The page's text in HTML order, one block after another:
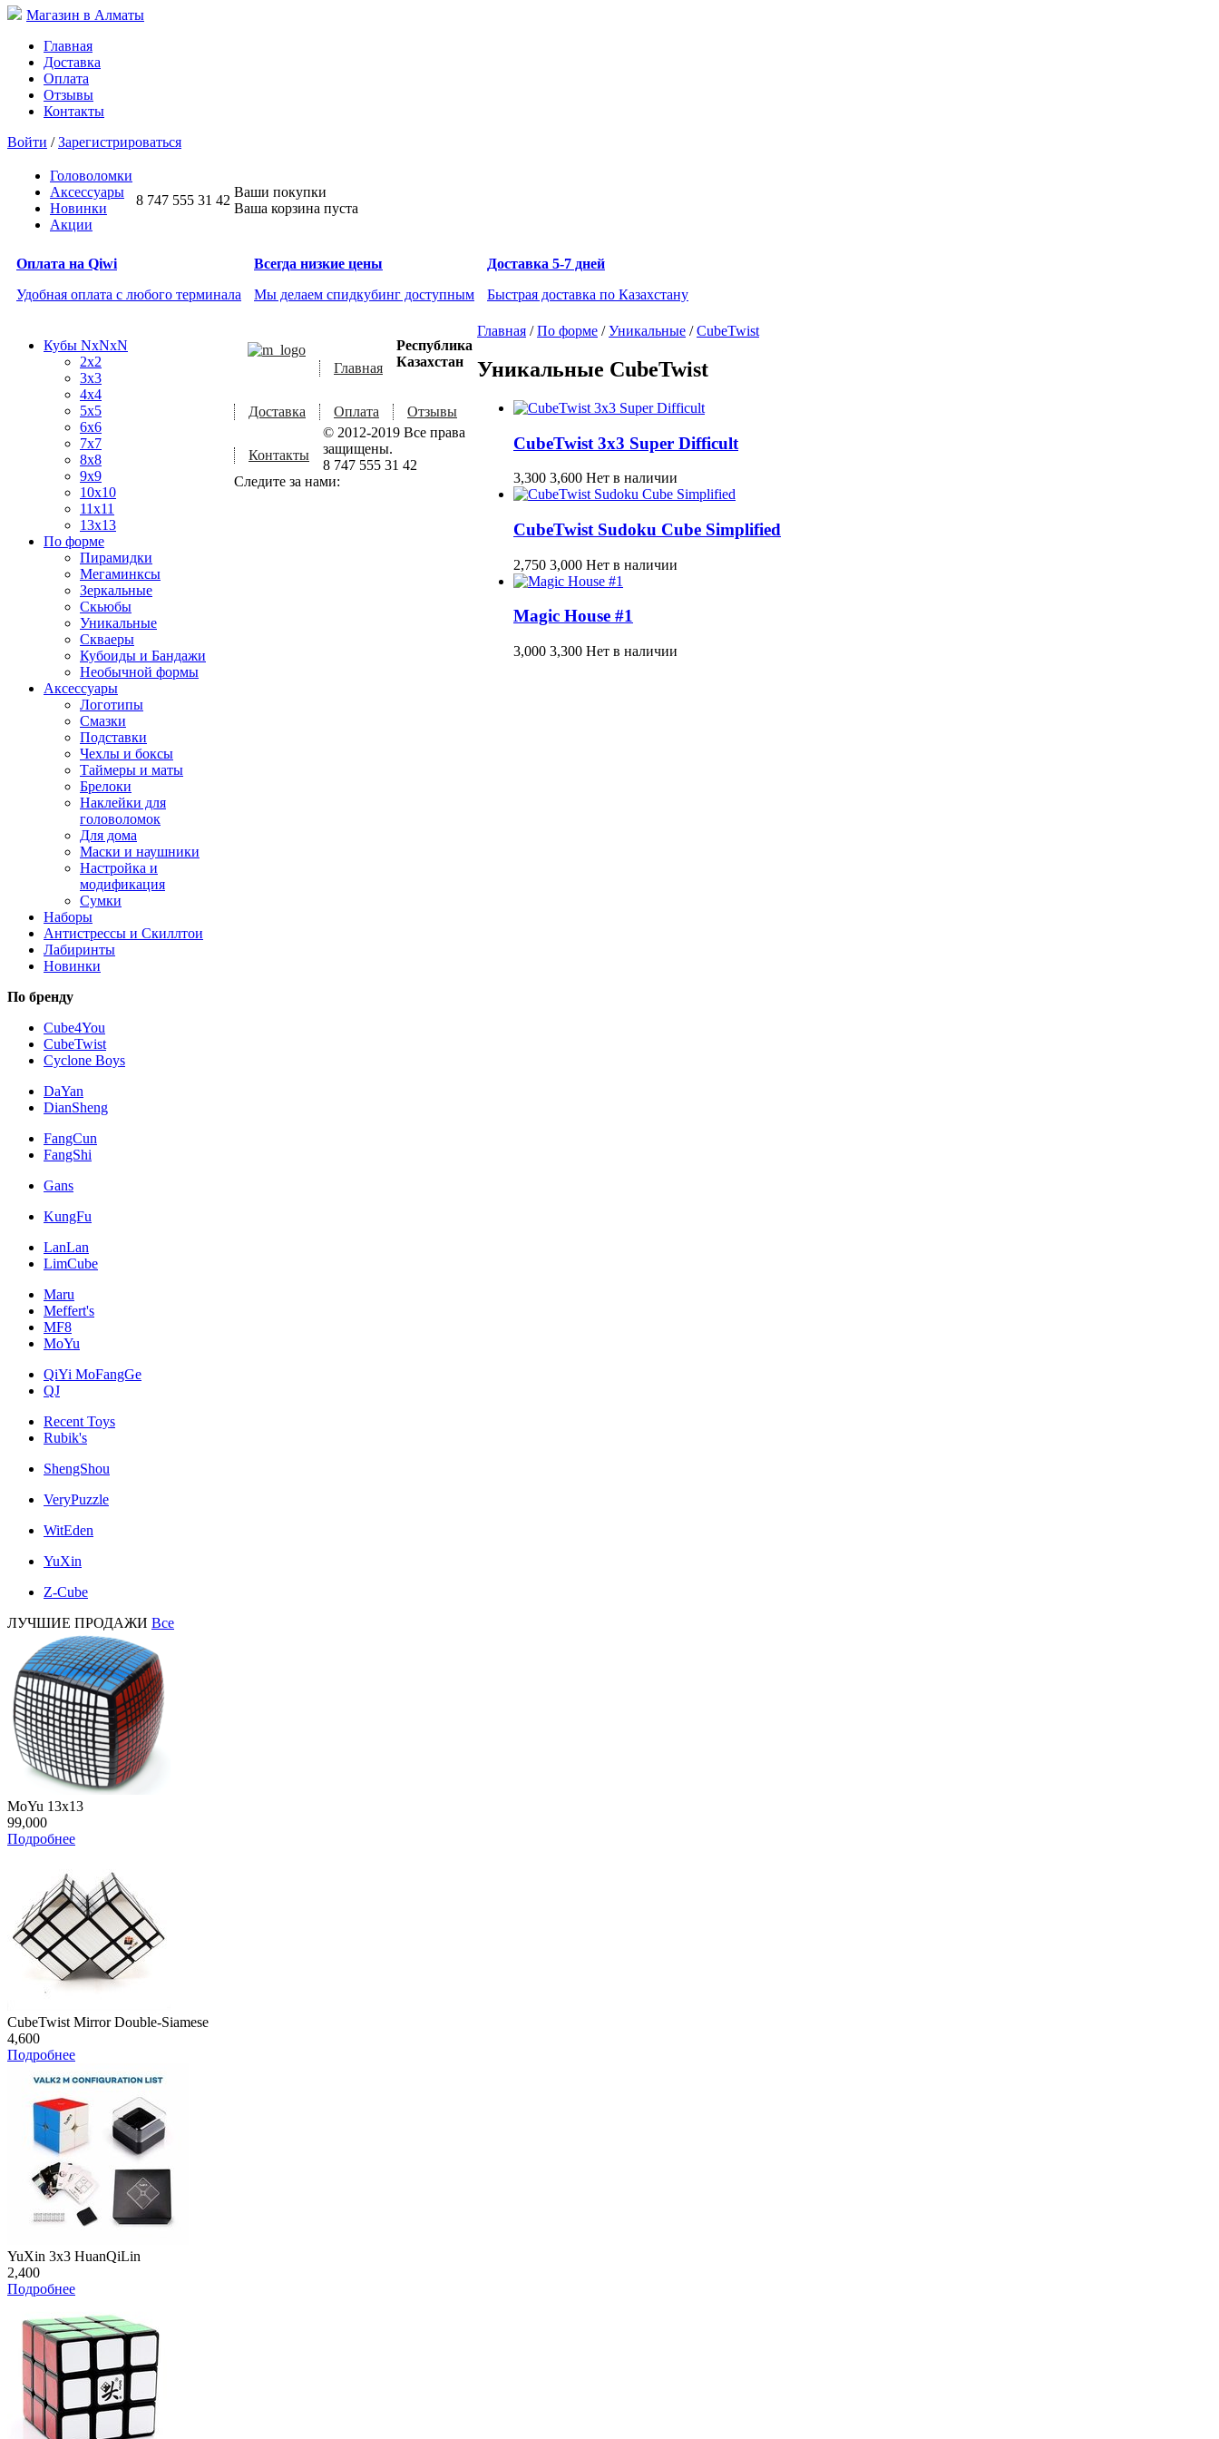
Магазин в Алматы
Главная
Доставка
Оплата
Отзывы
Контакты
Войти /Зарегистрироваться
Головоломки
Аксессуары
Новинки
Акции
8 747 555 31 42
Ваши покупки
Ваша корзина пуста
Оплата на Qiwi
Удобная оплата с любого терминала
Всегда низкие цены
Мы делаем спидкубинг доступным
Доставка 5-7 дней
Быстрая доставка по Казахстану
Кубы NxNxN
2x2
3x3
4x4
5x5
6x6
7x7
8x8
9x9
10x10
11x11
13x13
По форме
Пирамидки
Мегаминксы
Зеркальные
Скьюбы
Уникальные
Скваеры
Кубоиды и Бандажи
Необычной формы
Аксессуары
Логотипы
Смазки
Подставки
Чехлы и боксы
Таймеры и маты
Брелоки
Наклейки для
головоломок
Для дома
Маски и наушники
Настройка и
модификация
Сумки
Наборы
Антистрессы и Скиллтои
Лабиринты
Новинки
По бренду
Cube4You
CubeTwist
Cyclone Boys
DaYan
DianSheng
FangCun
FangShi
Gans
KungFu
LanLan
LimCube
Maru
Meffert's
MF8
MoYu
QiYi MoFangGe
QJ
Recent Toys
Rubik's
ShengShou
VeryPuzzle
WitEden
YuXin
Z-Cube
ЛУЧШИЕ ПРОДАЖИ Все
MoYu 13x13
99,000
Подробнее
CubeTwist Mirror Double-Siamese
4,600
Подробнее
YuXin 3x3 HuanQiLin
2,400
Подробнее
Главная /По форме /Уникальные /CubeTwist
Уникальные CubeTwist
CubeTwist 3x3 Super Difficult
3,300 3,600 Нет в наличии
CubeTwist Sudoku Cube Simplified
2,750 3,000 Нет в наличии
Magic House #1
3,000 3,300 Нет в наличии
Главная
Доставка Оплата Отзывы
Контакты
Республика
Казахстан
© 2012-2019 Все права
защищены.
8 747 555 31 42
Следите за нами: